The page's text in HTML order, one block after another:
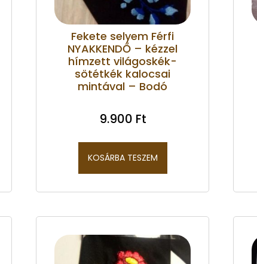
Fekete selyem Férfi
NYAKKENDŐ – kézzel
hímzett világoskék-
sötétkék kalocsai
mintával – Bodó
9.900 Ft
KOSÁRBA TESZEM